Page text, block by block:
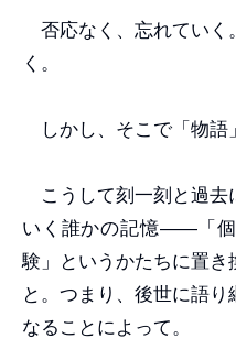
否応なく、忘れていく
く。
しかし、そこで「物語
こうして刻一刻と過去
いく誰かの記憶――「
験」というかたちに置き
と。つまり、後世に語
なることによって。